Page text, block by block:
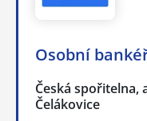
Osobní
Česká spořitelna,
Čelákovice